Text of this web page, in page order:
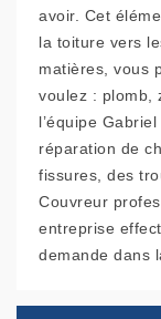
avoir. Cet
la toiture vers
matières, vous
voulez : plomb,
l’équipe
réparation de
fissures, des
Couvreur
entreprise
demande dans